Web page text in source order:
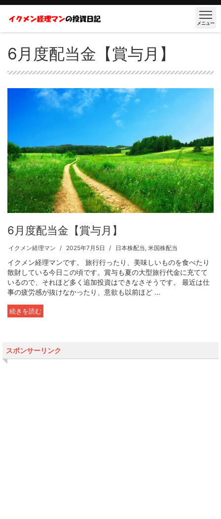
メニュー
6月度配当金【賞与月】
6月度配当金【賞与月】
イクメン経理マン 2025年7月5日 日本株配当, 米国株配当
イクメン経理マンです。 旅行行ったり、美味しいものを食べたり
散財している今日この頃です。賞与も夏の大型旅行代金に充てて
いるので、それほど多く追加投資はできなさそうです。 最近は仕
事の疲労感が抜けなかったり、意欲も以前ほど ...
続きを読む
スポンサーリンク